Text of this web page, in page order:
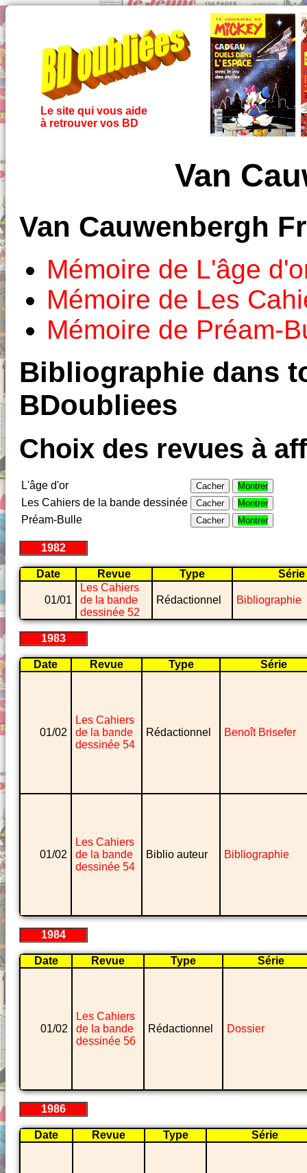
Le site qui vous aide
à retrouver vos BD
Van
Van Cauwenbergh
Mémoire de L'âge
Mémoire de Les
Mémoire de Préam-
Bibliographie dans
BDoubliees
Choix des revues à
L'âge d'or Cacher Montrer
Les Cahiers de la bande dessinée Cacher Montrer
Préam-Bulle Cacher Montrer
1982
Date Revue Type Série
01/01
Les Cahiers
de la bande
dessinée 52
Rédactionnel Bibliographie
1983
Date Revue Type Série
01/02
Les Cahiers
de la bande
dessinée 54
Rédactionnel Benoît Brisefer
01/02
Les Cahiers
de la bande
dessinée 54
Biblio auteur Bibliographie
1984
Date Revue Type Série
01/02
Les Cahiers
de la bande
dessinée 56
Rédactionnel Dossier
1986
Date Revue Type Série